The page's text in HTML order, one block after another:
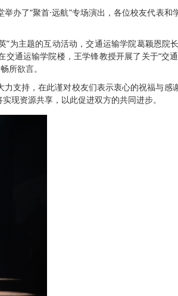
办了“聚首·远航”专场演出，各位校友代表
为主题的互动活动，交通运输学院葛颖恩
通运输学院楼，王学锋教授开展了关于“交
所欲言。
支持，在此谨对校友们表示衷心的祝福与
现资源共享，以此促进双方的共同进步。